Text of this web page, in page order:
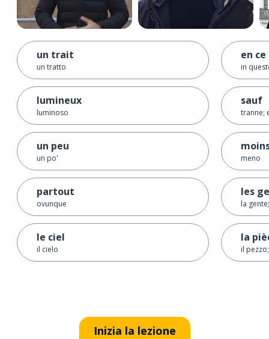
un trait
un tratto
lumineux
luminoso
un peu
un po'
partout
ovunque
le ciel
il cielo
en
in
sauf
tranne;
meno
les
la
la
il
Inizia la lezione